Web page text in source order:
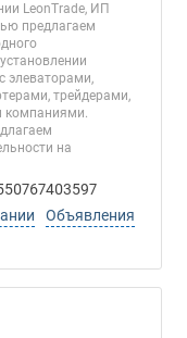
LeonTrade, ИП
предлагаем
элеваторами,
трейдерами,
компаниями.
на
Объявления